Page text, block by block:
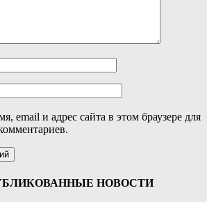
email и адрес сайта в этом браузере для
НОВОСТИ